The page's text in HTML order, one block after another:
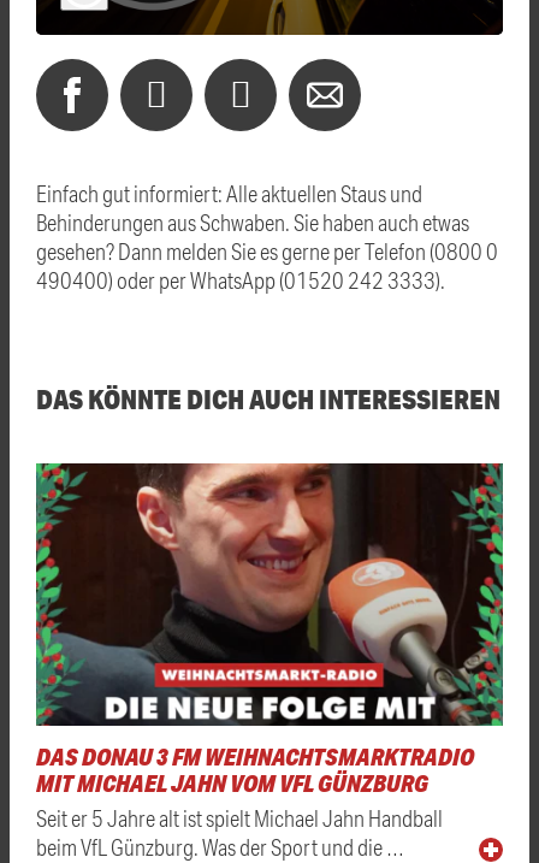
Einfach gut informiert: Alle aktuellen Staus und
Behinderungen aus Schwaben. Sie haben auch etwas
gesehen? Dann melden Sie es gerne per Telefon (0800 0
490400) oder per WhatsApp (01520 242 3333).
DAS KÖNNTE DICH AUCH INTERESSIEREN
DAS DONAU 3 FM WEIHNACHTSMARKTRADIO
MIT MICHAEL JAHN VOM VFL GÜNZBURG
Seit er 5 Jahre alt ist spielt Michael Jahn Handball
beim VfL Günzburg. Was der Sport und die …